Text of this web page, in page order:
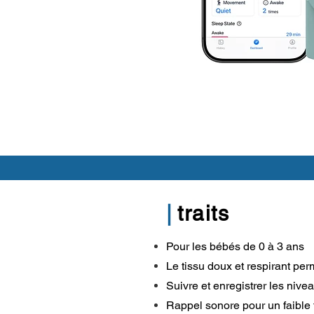
traits
Pour les bébés de 0 à 3 ans
Le tissu doux et respirant
Suivre et enregistrer les
Rappel sonore pour un